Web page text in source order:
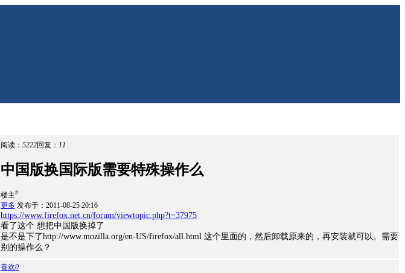
阅读： 5222回复： 11
中国版换国际版需要特殊操作么
楼主#
更多 发布于：2011-08-25 20:16
https://www.firefox.net.cn/forum/viewtopic.php?t=37975
看了这个 想把中国版换掉了
是不是下了http://www.mozilla.org/en-US/firefox/all.html 这个里面的，然后卸载原来的，再安装就可以。需要
别的操作么？
喜欢0